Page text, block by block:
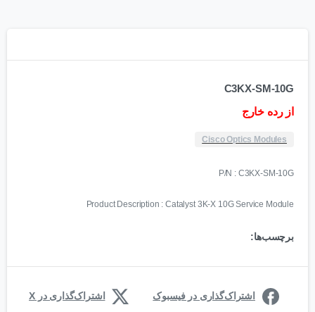
C3KX-SM-10G
از رده خارج
Cisco Optics Modules
P/N : C3KX-SM-10G
Product Description : Catalyst 3K-X 10G Service Module
برچسب‌ها:
اشتراک‌گذاری در فیسبوک اشتراک‌گذاری در X